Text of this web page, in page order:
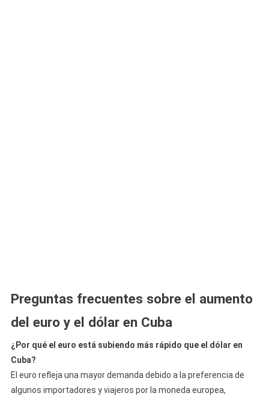
Preguntas frecuentes sobre el aumento
del euro y el dólar en Cuba
¿Por qué el euro está subiendo más rápido que el dólar en
Cuba?
El euro refleja una mayor demanda debido a la preferencia de
algunos importadores y viajeros por la moneda europea,